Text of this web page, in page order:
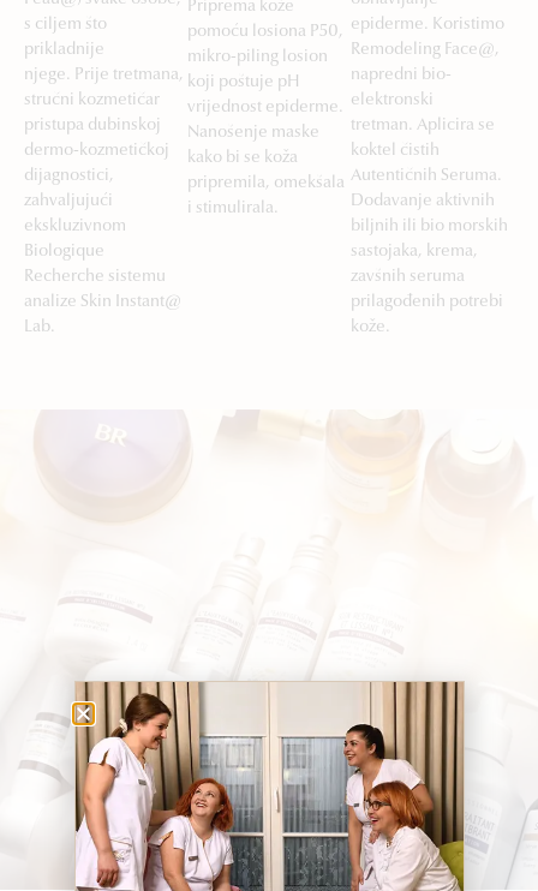
s ciljem što
prikladnije
njege. Prije tretmana,
stručni kozmetičar
pristupa dubinskoj
dermo-kozmetičkoj
dijagnostici,
zahvaljujući
ekskluzivnom
Biologique
Recherche sistemu
analize Skin Instant@
Lab.
Priprema kože
pomoću losiona P50,
mikro-piling losion
koji poštuje pH
vrijednost epiderme.
Nanošenje maske
kako bi se koža
pripremila, omekšala
i stimulirala.
epiderme. Koristimo
Remodeling Face@,
napredni bio-
elektronski
tretman. Aplicira se
koktel čistih
Autentičnih Seruma.
Dodavanje aktivnih
biljnih ili bio morskih
sastojaka, krema,
zavšnih seruma
prilagođenih potrebi
kože.